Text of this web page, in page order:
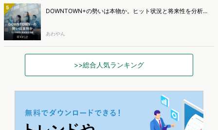
5 DOWNTOWN+の勢いは本物か。ヒット状況と将来性を分析...
あわやん
>>総合人気ランキング